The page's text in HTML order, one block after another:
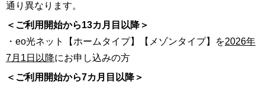
通り異なります。
＜ご利用開始から13カ月目以降＞
・eo光ネット【ホームタイプ】【メゾンタイプ】を2026年
7月1日以降にお申し込みの方
＜ご利用開始から7カ月目以降＞